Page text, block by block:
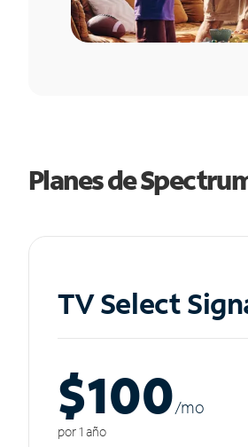
Planes de
TV Select
$100/mo
por 1 año